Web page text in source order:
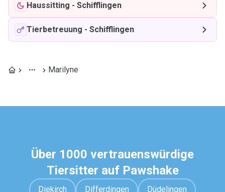
Haussitting - Schifflingen
Tierbetreuung - Schifflingen
Marilyne
Über 1000 vertrauenswürdige
Tiersitter auf Pawshake
Diekirch Differdingen Düdelingen